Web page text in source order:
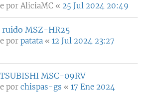
por AliciaMC « 25 Jul 2024 20:49
ruido MSZ-HR25
por patata « 12 Jul 2024 23:27
MSC-09RV
por chispas-gs « 17 Ene 2024